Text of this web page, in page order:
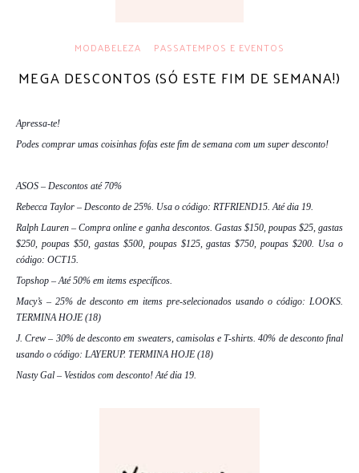
MODABELEZA PASSATEMPOS E EVENTOS
MEGA DESCONTOS (SÓ ESTE FIM DE SEMANA!)
Apressa-te!
Podes comprar umas coisinhas fofas este fim de semana com um super desconto!
ASOS – Descontos até 70%
Rebecca Taylor – Desconto de 25%. Usa o código: RTFRIEND15. Até dia 19.
Ralph Lauren – Compra online e ganha descontos. Gastas $150, poupas $25, gastas
$250, poupas $50, gastas $500, poupas $125, gastas $750, poupas $200. Usa o
código: OCT15.
Topshop – Até 50% em items específicos.
Macy’s – 25% de desconto em items pre-selecionados usando o código: LOOKS.
TERMINA HOJE (18)
J. Crew – 30% de desconto em sweaters, camisolas e T-shirts. 40% de desconto final
usando o código: LAYERUP. TERMINA HOJE (18)
Nasty Gal – Vestidos com desconto! Até dia 19.